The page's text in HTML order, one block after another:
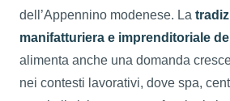
dell’Appennino modenese. La
manifatturiera e imprenditoriale
alimenta anche una domanda
nei contesti lavorativi, dove spa,